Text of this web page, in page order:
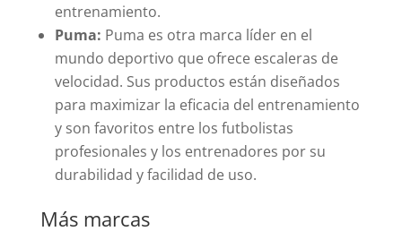
entrenamiento.
Puma: Puma es otra marca líder en el
mundo deportivo que ofrece escaleras de
velocidad. Sus productos están diseñados
para maximizar la eficacia del entrenamiento
y son favoritos entre los futbolistas
profesionales y los entrenadores por su
durabilidad y facilidad de uso.
Más marcas